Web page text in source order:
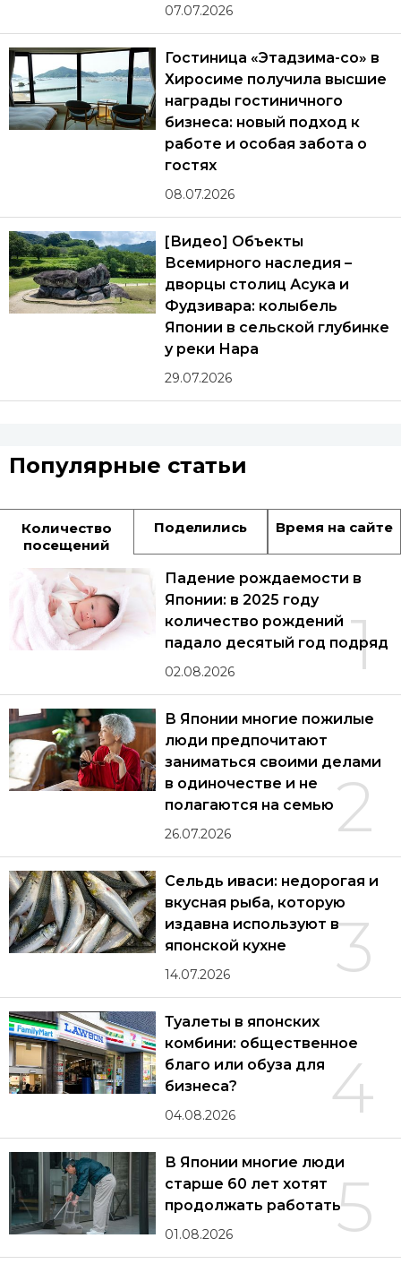
07.07.2026
Гостиница «Этадзима-со» в
Хиросиме получила высшие
награды гостиничного
бизнеса: новый подход к
работе и особая забота о
гостях
08.07.2026
[Видео] Объекты
Всемирного наследия –
дворцы столиц Асука и
Фудзивара: колыбель
Японии в сельской глубинке
у реки Нара
29.07.2026
Популярные статьи
Количество
посещений
Поделились Время на сайте
1
Падение рождаемости в
Японии: в 2025 году
количество рождений
падало десятый год подряд
02.08.2026
2
В Японии многие пожилые
люди предпочитают
заниматься своими делами
в одиночестве и не
полагаются на семью
26.07.2026
3
Сельдь иваси: недорогая и
вкусная рыба, которую
издавна используют в
японской кухне
14.07.2026
4
Туалеты в японских
комбини: общественное
благо или обуза для
бизнеса?
04.08.2026
5
В Японии многие люди
старше 60 лет хотят
продолжать работать
01.08.2026